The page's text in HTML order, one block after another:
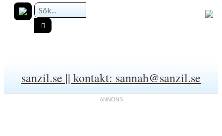
sanzil.se || kontakt: sannah@sanzil.se